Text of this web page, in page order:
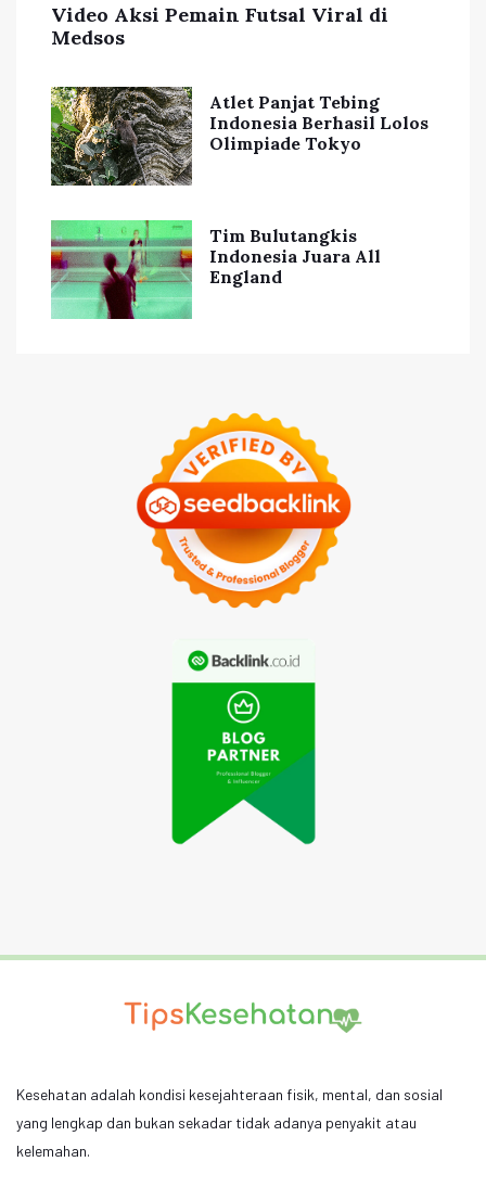
Video Aksi Pemain Futsal Viral di
Medsos
Atlet Panjat Tebing
Indonesia Berhasil Lolos
Olimpiade Tokyo
Tim Bulutangkis
Indonesia Juara All
England
Kesehatan adalah kondisi kesejahteraan fisik, mental, dan sosial
yang lengkap dan bukan sekadar tidak adanya penyakit atau
kelemahan.